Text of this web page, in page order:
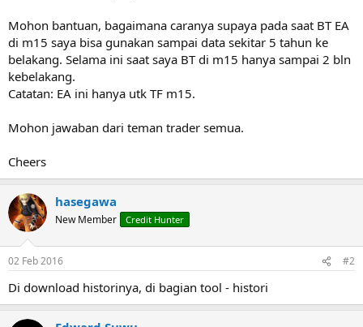
e
r
Mohon bantuan, bagaimana caranya supaya pada saat BT EA
di m15 saya bisa gunakan sampai data sekitar 5 tahun ke
belakang. Selama ini saat saya BT di m15 hanya sampai 2 bln
kebelakang.
Catatan: EA ini hanya utk TF m15.
Mohon jawaban dari teman trader semua.
Cheers
hasegawa
New Member Credit Hunter
02 Feb 2016 #2
Di download historinya, di bagian tool - histori